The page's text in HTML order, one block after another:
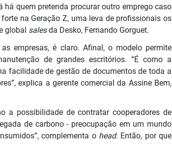
quem pretenda procurar outro emprego caso
na Geração Z, uma leva de profissionais os
global salesda Desko, Fernando Gorguet.
empresas, é claro. Afinal, o modelo permite
de grandes escritórios. “É como a
facilidade de gestão de documentos de toda a
explica a gerente comercial da Assine Bem,
a possibilidade de contratar cooperadores de
de carbono - preocupação em um mundo
complementa o head. Então, por que